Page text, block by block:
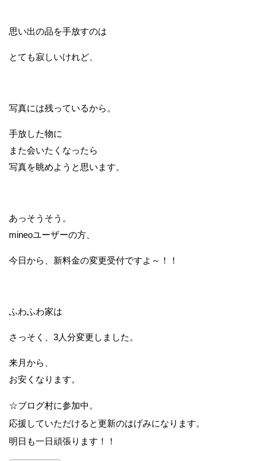
思い出の品を手放すのは
とても寂しいけれど、
写真には残っているから。
手放した物に
また会いたくなったら
写真を眺めようと思います。
あっそうそう。
mineoユーザーの方、
今日から、新料金の変更受付ですよ～！！
ふわふわ家は
さっそく、3人分変更しました。
来月から、
お安くなります。
☆ブログ村に参加中。
応援していただけると更新のはげみになります。
明日も一日頑張ります！！